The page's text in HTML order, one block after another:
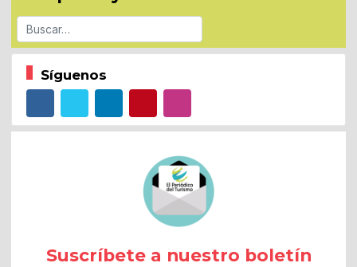
Buscar
Síguenos
Suscríbete a nuestro boletín